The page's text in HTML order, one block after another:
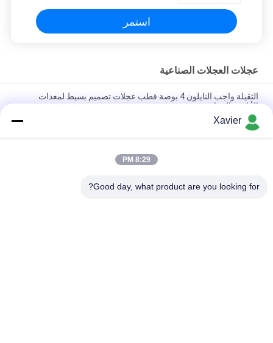
استمر
عجلات العجلات الصناعية
الثقيلة واجب النايلون 4 بوصة قطب عجلات تصميم بسيط لمعدات
الأنابيب العجاف
المنتجات
3 بوصة الثقيلة دوارة عجلات، العالمي مكافحة ساكنة عجلات المذرة مع
Xavier
8:29 PM
Good day, what product are you looking for?